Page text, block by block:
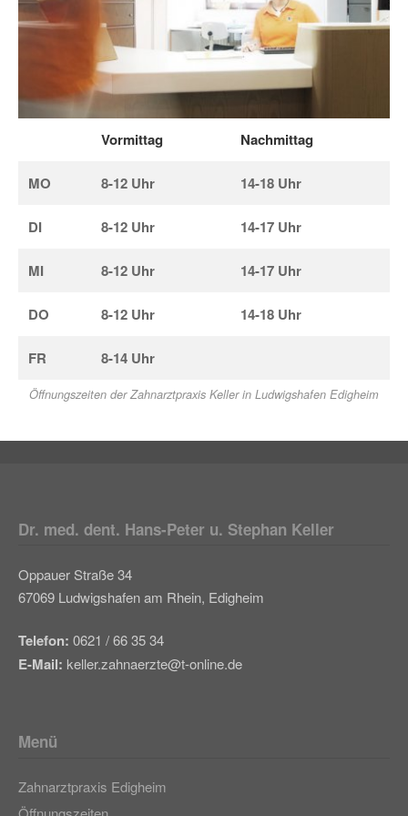
Vormittag Nachmittag
MO 8-12 Uhr 14-18 Uhr
DI 8-12 Uhr 14-17 Uhr
MI 8-12 Uhr 14-17 Uhr
DO 8-12 Uhr 14-18 Uhr
FR 8-14 Uhr
Öffnungszeiten der Zahnarztpraxis Keller in Ludwigshafen Edigheim
Dr. med. dent. Hans-Peter u. Stephan Keller
Oppauer Straße 34
67069 Ludwigshafen am Rhein, Edigheim
Telefon: 0621 / 66 35 34
E-Mail: keller.zahnaerzte@t-online.de
Menü
Zahnarztpraxis Edigheim